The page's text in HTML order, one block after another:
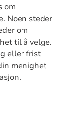
om
Noen steder
om
til å velge.
eller frist
menighet